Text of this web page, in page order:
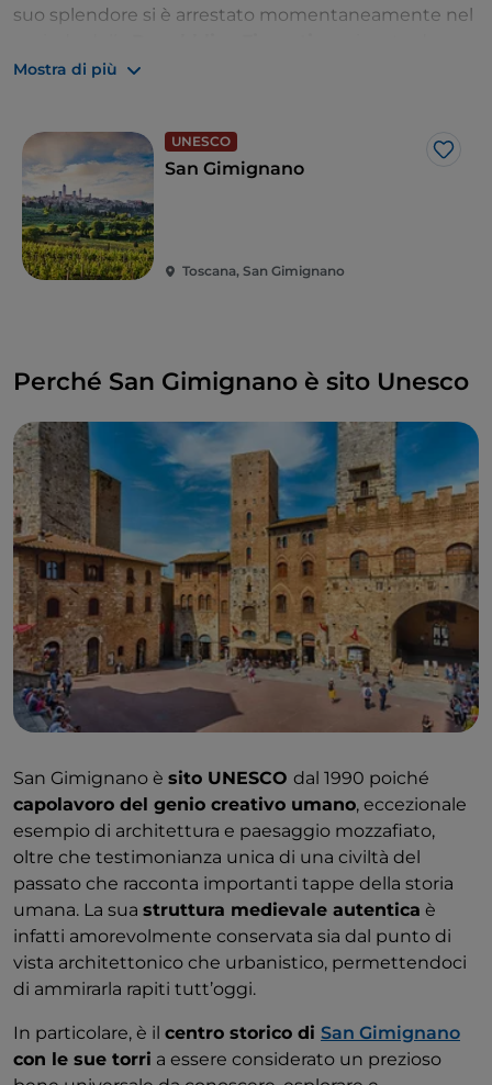
suo splendore si è arrestato momentaneamente nel
pestilenze e carestie, per poi risorgere e arrivare
Mostra di più
UNESCO
Like
San Gimignano
Toscana, San Gimignano
Perché San Gimignano è sito Unesco
San Gimignano è sito UNESCO dal 1990 poiché
capolavoro del genio creativo umano, eccezionale
esempio di architettura e paesaggio mozzafiato,
oltre che testimonianza unica di una civiltà del
passato che racconta importanti tappe della storia
umana. La sua struttura medievale autentica è
infatti amorevolmente conservata sia dal punto di
vista architettonico che urbanistico, permettendoci
di ammirarla rapiti tutt’oggi.
In particolare, è il centro storico di San Gimignano
con le sue torri a essere considerato un prezioso